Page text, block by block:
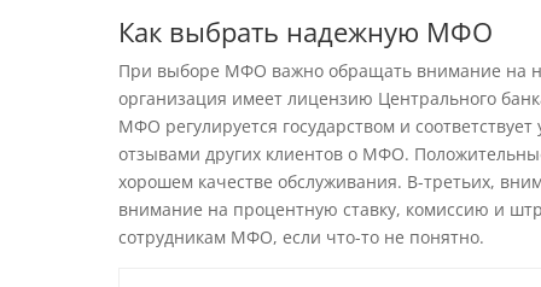
Как выбрать надежную МФО
При выборе МФО важно обращать внимание на
организация имеет лицензию Центрального
МФО регулируется государством и
отзывами других клиентов о МФО.
хорошем качестве обслуживания. В-третьих,
внимание на процентную ставку, комиссию и
сотрудникам МФО, если что-то не понятно.